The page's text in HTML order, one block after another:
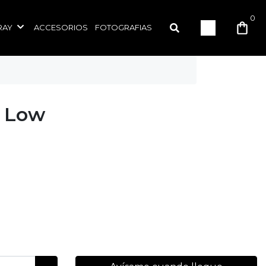
ACCESORIOS FOTOGRAFIAS
0